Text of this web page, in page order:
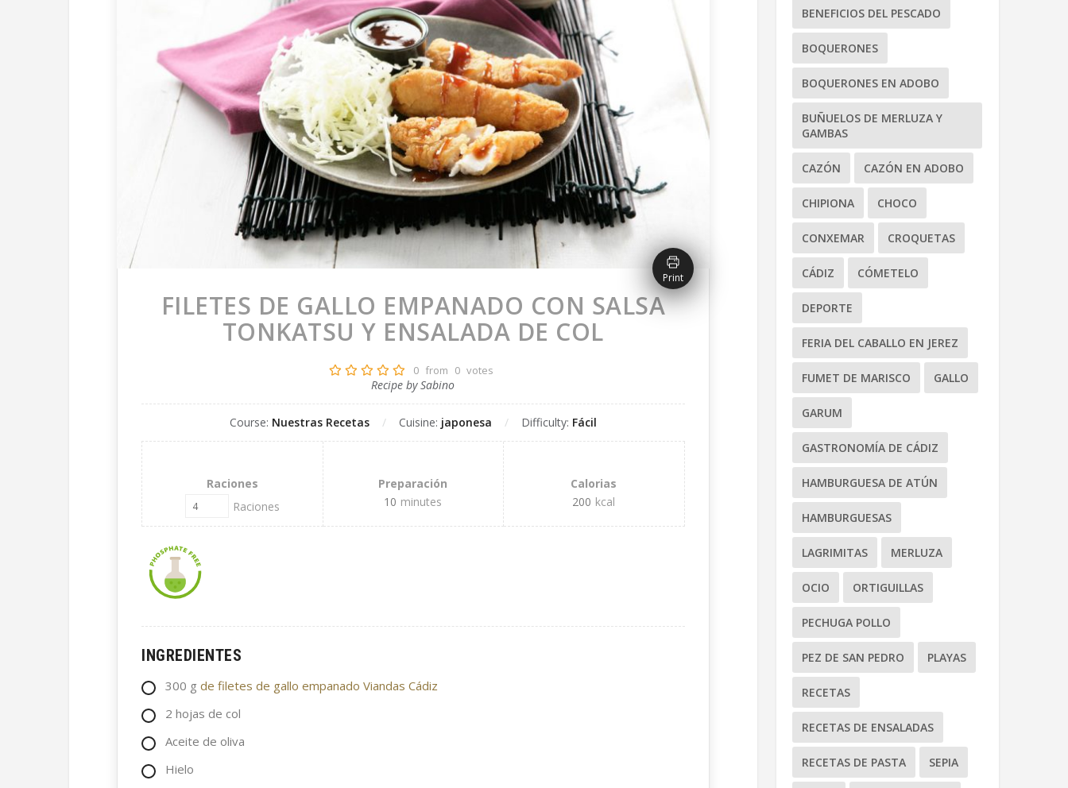
Print
FILETES DE GALLO EMPANADO CON SALSA
TONKATSU Y ENSALADA DE COL
0 from 0 votes
Recipe by Sabino
Course: Nuestras Recetas Cuisine: japonesa Difficulty: Fácil
Raciones
Raciones
Preparación
10 minutes
Calorias
200 kcal
INGREDIENTES
300 g de filetes de gallo empanado Viandas Cádiz
2 hojas de col
Aceite de oliva
Hielo
BENEFICIOS DEL PESCADO
BOQUERONES
BOQUERONES EN ADOBO
BUÑUELOS DE MERLUZA Y
GAMBAS
CAZÓN CAZÓN EN ADOBO
CHIPIONA CHOCO
CONXEMAR CROQUETAS
CÁDIZ CÓMETELO
DEPORTE
FERIA DEL CABALLO EN JEREZ
FUMET DE MARISCO GALLO
GARUM
GASTRONOMÍA DE CÁDIZ
HAMBURGUESA DE ATÚN
HAMBURGUESAS
LAGRIMITAS MERLUZA
OCIO ORTIGUILLAS
PECHUGA POLLO
PEZ DE SAN PEDRO PLAYAS
RECETAS
RECETAS DE ENSALADAS
RECETAS DE PASTA SEPIA